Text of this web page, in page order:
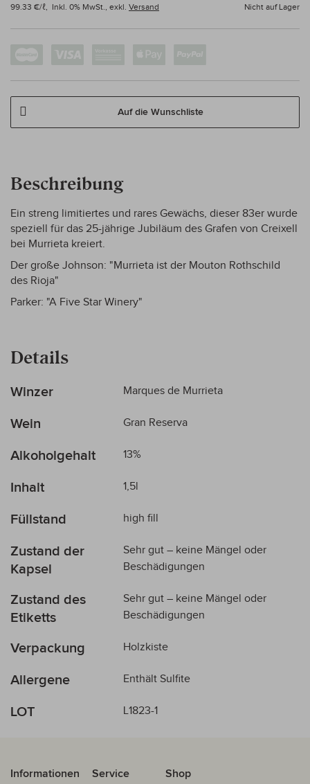
Inkl. 0% MwSt., exkl. Versand Nicht auf Lager
99.33 €/ℓ,
Auf die Wunschliste
Beschreibung
Ein streng limitiertes und rares Gewächs, dieser 83er wurde
speziell für das 25-jährige Jubiläum des Grafen von Creixell
bei Murrieta kreiert.
Der große Johnson: "Murrieta ist der Mouton Rothschild
des Rioja"
Parker: "A Five Star Winery"
Details
Mehr
Winzer Marques de Murrieta
Wein Gran Reserva
Alkoholgehalt 13%
Inhalt 1,5l
Füllstand high fill
Zustand der
Kapsel
Sehr gut – keine Mängel oder
Beschädigungen
Zustand des
Etiketts
Sehr gut – keine Mängel oder
Beschädigungen
Verpackung Holzkiste
Allergene Enthält Sulfite
LOT L1823-1
Informationen Service Shop